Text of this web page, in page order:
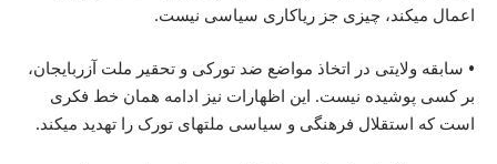
اعمال میکند، چیزی جز ریاکاری سیاسی نیست.
• سابقه ولایتی در اتخاذ مواضع ضد تورکی و تحقیر ملت آزربایجان،
بر کسی پوشیده نیست. این اظهارات نیز ادامه همان خط فکری
است که استقلال فرهنگی و سیاسی ملتهای تورک را تهدید میکند.